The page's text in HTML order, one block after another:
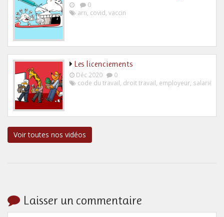
0
arn, covid, vaccin
Les licenciements
Déc 2020
0
code du travail, droit travail, employeur, salarié
Voir toutes nos vidéos
Laisser un commentaire